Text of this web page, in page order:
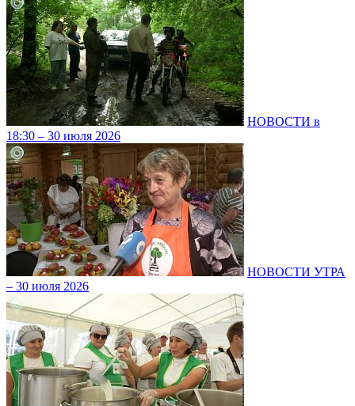
НОВОСТИ в
18:30 – 30 июля 2026
НОВОСТИ УТРА
– 30 июля 2026